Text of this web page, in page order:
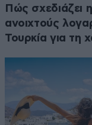
Πώς σχεδιάζει
ανοιχτούς
Τουρκία για τη